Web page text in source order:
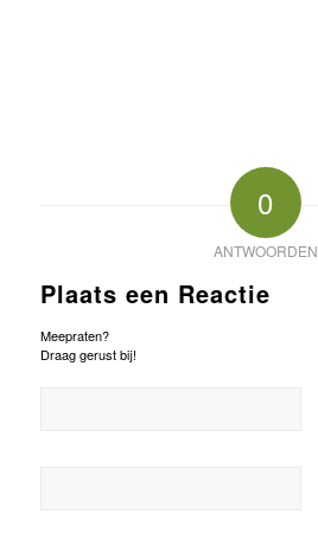
0
ANTWOORDEN
Plaats een Reactie
Meepraten?
Draag gerust bij!